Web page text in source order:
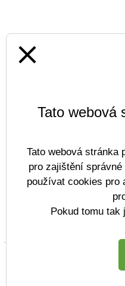
close
Tato webová
Tato webová stránka
pro zajištění
používat cookies pro
Pokud tomu tak